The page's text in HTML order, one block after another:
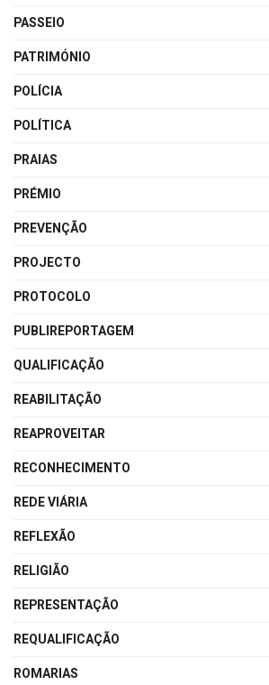
PASSEIO
PATRIMÓNIO
POLÍCIA
POLÍTICA
PRAIAS
PRÉMIO
PREVENÇÃO
PROJECTO
PROTOCOLO
PUBLIREPORTAGEM
QUALIFICAÇÃO
REABILITAÇÃO
REAPROVEITAR
RECONHECIMENTO
REDE VIÁRIA
REFLEXÃO
RELIGIÃO
REPRESENTAÇÃO
REQUALIFICAÇÃO
ROMARIAS